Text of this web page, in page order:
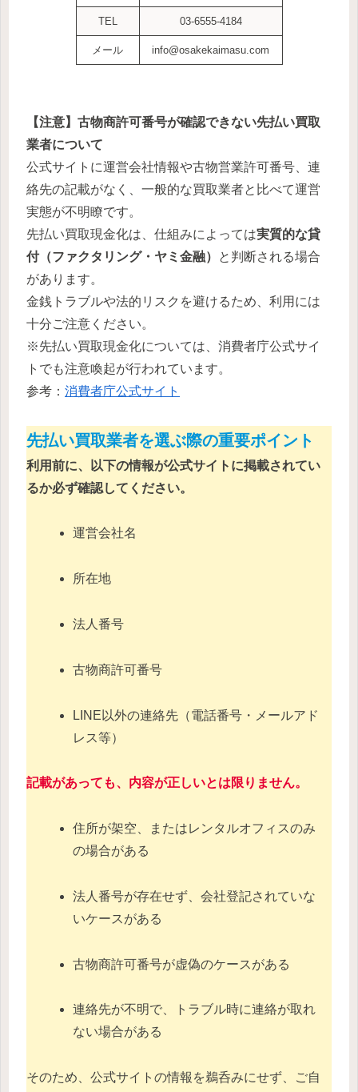
TEL 03-6555-4184
メール info@osakekaimasu.com
【注意】古物商許可番号が確認できない先払い買取
業者について
公式サイトに運営会社情報や古物営業許可番号、連
絡先の記載がなく、一般的な買取業者と比べて運営
実態が不明瞭です。
先払い買取現金化は、仕組みによっては実質的な貸
付（ファクタリング・ヤミ金融）
と判断される場合
があります。
金銭トラブルや法的リスクを避けるため、利用には
十分ご注意ください。
※先払い買取現金化については、消費者庁公式サイ
トでも注意喚起が行われています。
参考： 消費者庁公式サイト
先払い買取業者を選ぶ際の重要ポイント
利用前に、以下の情報が公式サイトに掲載されてい
るか必ず確認してください。
運営会社名
所在地
法人番号
古物商許可番号
LINE以外の連絡先（電話番号・メールアド
レス等）
記載があっても、内容が正しいとは限りません。
住所が架空、またはレンタルオフィスのみ
の場合がある
法人番号が存在せず、会社登記されていな
いケースがある
古物商許可番号が虚偽のケースがある
連絡先が不明で、トラブル時に連絡が取れ
ない場合がある
そのため、公式サイトの情報を鵜呑みにせず、ご自